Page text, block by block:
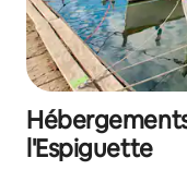
l'Espiguette